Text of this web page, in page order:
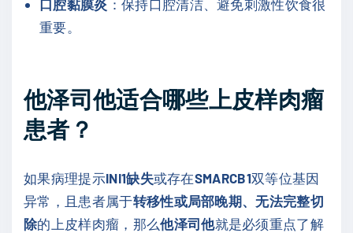
口腔黏膜炎 ：保持口腔清洁、避免刺激性饮食很
重要。
他泽司他适合哪些上皮样肉瘤
患者？
如果病理提示INI1缺失或存在SMARCB1双等位基因
异常，且患者属于转移性或局部晚期、无法完整切
除的上皮样肉瘤，那么他泽司他就是必须重点了解